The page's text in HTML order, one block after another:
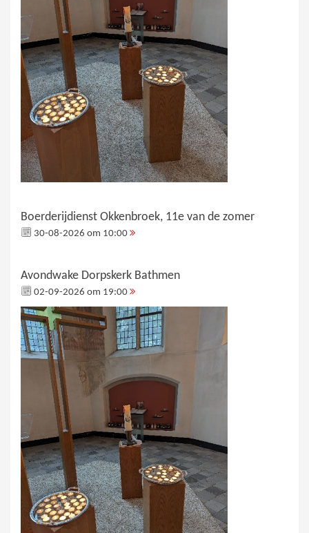
Boerderijdienst Okkenbroek, 11e van de zomer
30-08-2026 om 10:00
Avondwake Dorpskerk Bathmen
02-09-2026 om 19:00